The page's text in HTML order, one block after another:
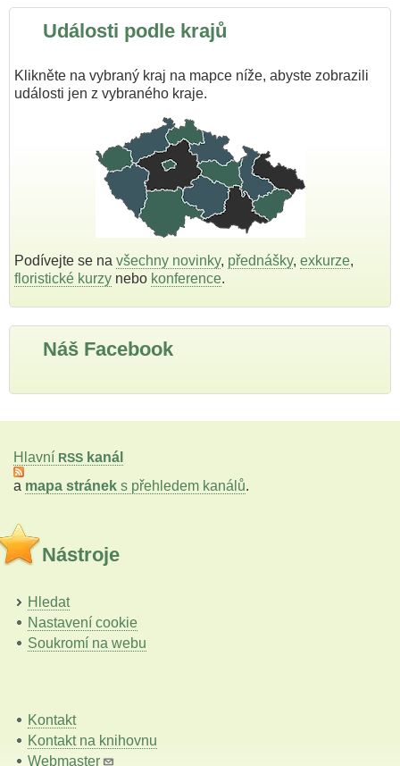
Události podle krajů
Klikněte na vybraný kraj na mapce níže, abyste zobrazili
události jen z vybraného kraje.
Podívejte se na všechny novinky, přednášky, exkurze,
floristické kurzy nebo konference.
Náš Facebook
Hlavní RSS kanál
a mapa stránek s přehledem kanálů.
Nástroje
Hledat
Nastavení cookie
Soukromí na webu
Kontakt
Kontakt na knihovnu
Webmaster